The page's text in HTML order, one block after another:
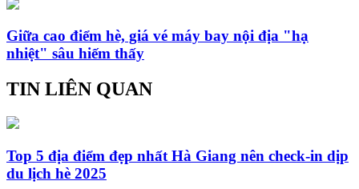
Giữa cao điểm hè, giá vé máy bay nội địa "hạ
nhiệt" sâu hiếm thấy
TIN LIÊN QUAN
Top 5 địa điểm đẹp nhất Hà Giang nên check-in dịp
du lịch hè 2025